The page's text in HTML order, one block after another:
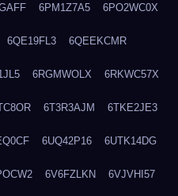
6PM1Z7A5 6PO2WC0X
6QE19FL3 6QEEKCMR
6RGMWOLX 6RKWC57X
6T3R3AJM 6TKE2JE3
6UQ42P16 6UTK14DG
6V6FZLKN 6VJVHI57